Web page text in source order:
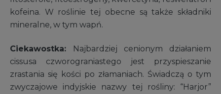
kofeina. W roślinie tej obecne są także składniki
mineralne, w tym wapń.
Ciekawostka:
Najbardziej cenionym działaniem
cissusa czworograniastego jest przyspieszanie
zrastania się kości po złamaniach. Świadczą o tym
zwyczajowe indyjskie nazwy tej rośliny: “Harjor”